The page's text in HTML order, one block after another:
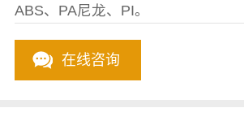
ABS、PA尼龙、PI。
在线咨询